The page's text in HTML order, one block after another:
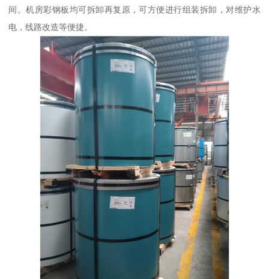
间。机房彩钢板均可拆卸再复原，可方便进行组装拆卸，对维护水
电，线路改造等便捷。